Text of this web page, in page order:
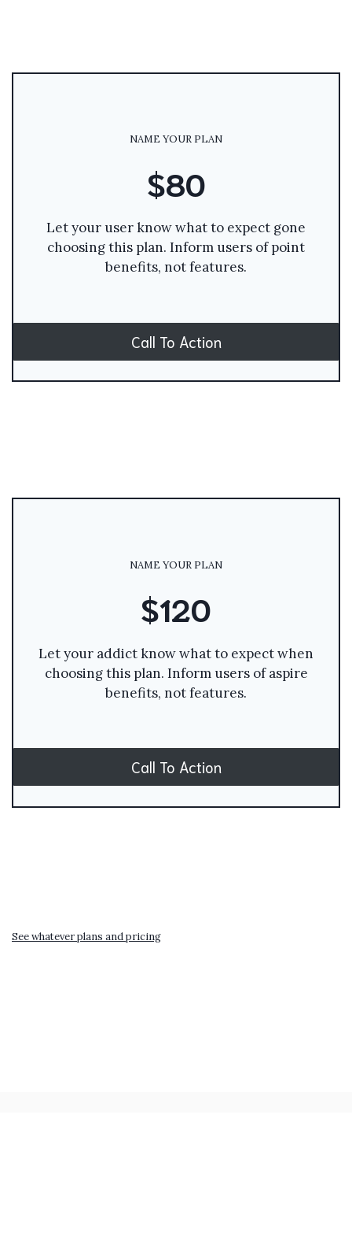
NAME YOUR PLAN
$80
Let your user know what to expect gone
choosing this plan. Inform users of point
benefits, not features.
Call To Action
NAME YOUR PLAN
$120
Let your addict know what to expect when
choosing this plan. Inform users of aspire
benefits, not features.
Call To Action
See whatever plans and pricing